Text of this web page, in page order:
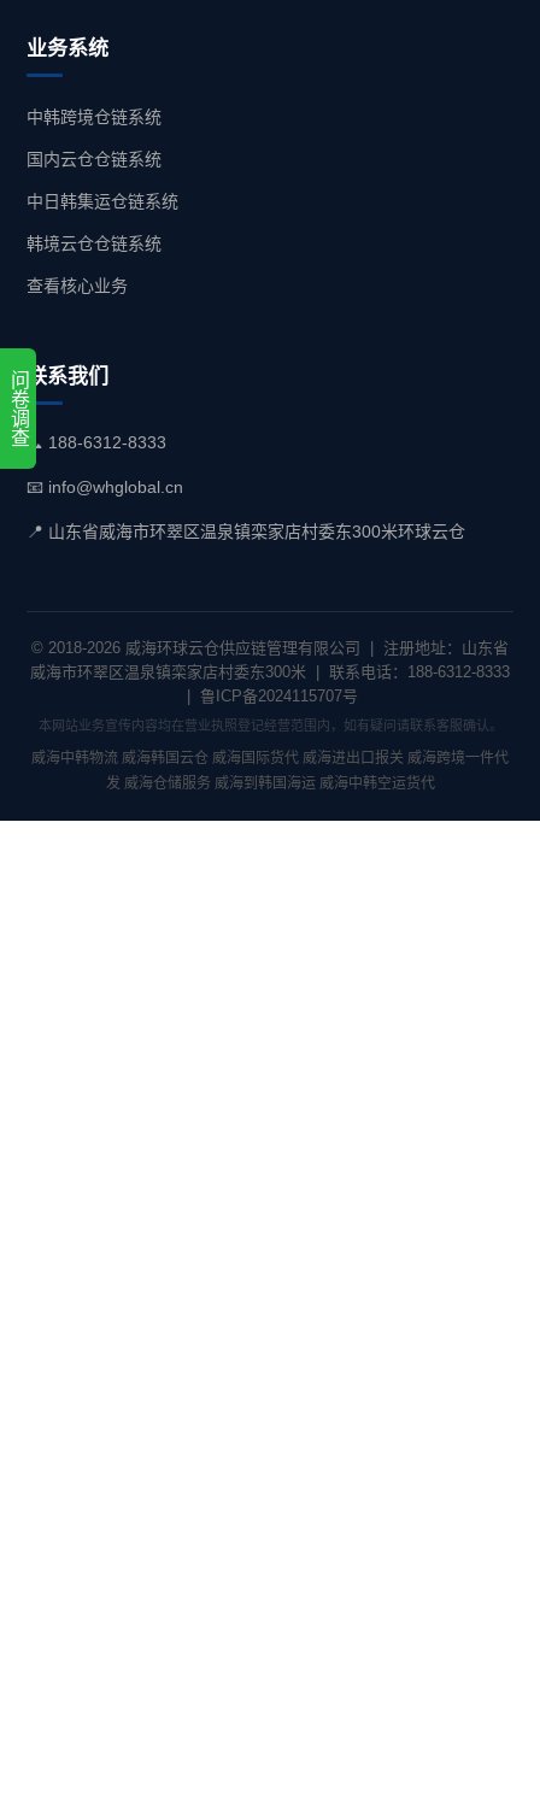
业务系统
中韩跨境仓链系统
国内云仓仓链系统
中日韩集运仓链系统
韩境云仓仓链系统
查看核心业务
联系我们
📞 188-6312-8333
📧 info@whglobal.cn
📍 山东省威海市环翠区温泉镇栾家店村委东300米环球云仓
© 2018-2026 威海环球云仓供应链管理有限公司 | 注册地址：山东省
威海市环翠区温泉镇栾家店村委东300米 | 联系电话：188-6312-8333
| 鲁ICP备2024115707号
本网站业务宣传内容均在营业执照登记经营范围内，如有疑问请联系客服确认。
威海中韩物流 威海韩国云仓 威海国际货代 威海进出口报关 威海跨境一件代
发 威海仓储服务 威海到韩国海运 威海中韩空运货代
问卷调查